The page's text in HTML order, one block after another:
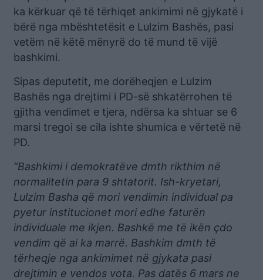
ka kërkuar që të tërhiqet ankimimi në gjykatë i
bërë nga mbështetësit e Lulzim Bashës, pasi
vetëm në këtë mënyrë do të mund të vijë
bashkimi.
Sipas deputetit, me dorëheqjen e Lulzim
Bashës nga drejtimi i PD-së shkatërrohen të
gjitha vendimet e tjera, ndërsa ka shtuar se 6
marsi tregoi se cila ishte shumica e vërtetë në
PD.
“Bashkimi i demokratëve dmth rikthim në
normalitetin para 9 shtatorit. Ish-kryetari,
Lulzim Basha që mori vendimin individual pa
pyetur institucionet mori edhe faturën
individuale me ikjen. Bashkë me të ikën çdo
vendim që ai ka marrë. Bashkim dmth të
tërheqje nga ankimimet në gjykata pasi
drejtimin e vendos vota. Pas datës 6 mars ne